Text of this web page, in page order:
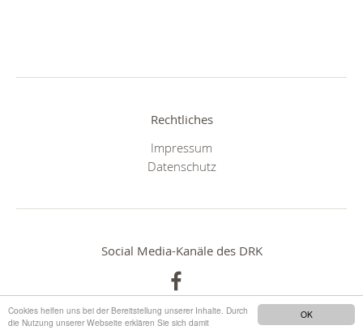
OK
Cookies helfen uns bei der Bereitstellung unserer Inhalte. Durch
die Nutzung unserer Webseite erklären Sie sich damit
Rechtliches
Impressum
Datenschutz
Social Media-Kanäle des DRK